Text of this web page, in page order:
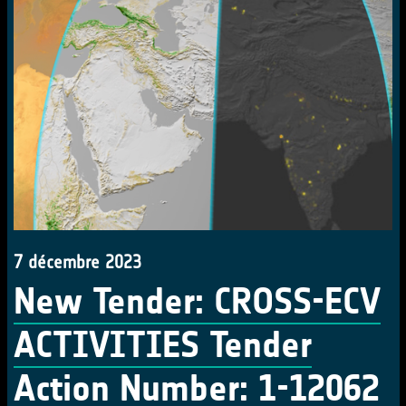
7 décembre 2023
New Tender: CROSS-ECV
ACTIVITIES Tender
Action Number: 1-12062